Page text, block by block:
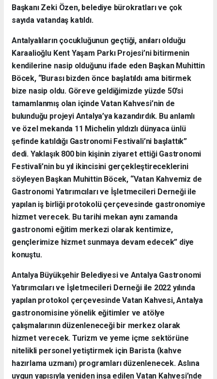
Başkanı Zeki Özen, belediye bürokratları ve çok
sayıda vatandaş katıldı.
Antalyalıların çocukluğunun geçtiği, anıları olduğu
Karaalioğlu Kent Yaşam Parkı Projesi’ni bitirmenin
kendilerine nasip olduğunu ifade eden Başkan Muhittin
Böcek, “Burası bizden önce başlatıldı ama bitirmek
bize nasip oldu. Göreve geldiğimizde yüzde 50’si
tamamlanmış olan içinde Vatan Kahvesi’nin de
bulunduğu projeyi Antalya’ya kazandırdık. Bu anlamlı
ve özel mekanda 11 Michelin yıldızlı dünyaca ünlü
şefinde katıldığı Gastronomi Festivali’ni başlattık”
dedi. Yaklaşık 800 bin kişinin ziyaret ettiği Gastronomi
Festivali’nin bu yıl ikincisini gerçekleştireceklerini
söyleyen Başkan Muhittin Böcek, “Vatan Kahvemiz de
Gastronomi Yatırımcıları ve İşletmecileri Derneği ile
yapılan iş birliği protokolü çerçevesinde gastronomiye
hizmet verecek. Bu tarihi mekan aynı zamanda
gastronomi eğitim merkezi olarak kentimize,
gençlerimize hizmet sunmaya devam edecek” diye
konuştu.
Antalya Büyükşehir Belediyesi ve Antalya Gastronomi
Yatırımcıları ve İşletmecileri Derneği ile 2022 yılında
yapılan protokol çerçevesinde Vatan Kahvesi, Antalya
gastronomisine yönelik eğitimler ve atölye
çalışmalarının düzenleneceği bir merkez olarak
hizmet verecek. Turizm ve yeme içme sektörüne
nitelikli personel yetiştirmek için Barista (kahve
hazırlama uzmanı) programları düzenlenecek. Aslına
uygun yapısıyla yeniden inşa edilen Vatan Kahvesi’nde